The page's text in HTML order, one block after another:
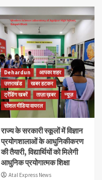
Dehardun
आपका शहर
उत्तराखंड
खबर हटकर
ट्रेंडिंग खबरें
ताज़ा ख़बर
न्यूज़
सोशल मीडिया वायरल
राज्य के सरकारी स्कूलों में विज्ञान
प्रयोगशालाओं के आधुनिकीकरण
की तैयारी, विद्यार्थियों को मिलेगी
आधुनिक प्रयोगात्मक शिक्षा
Atal Express News